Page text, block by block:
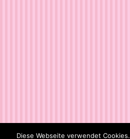
Diese Webseite verwendet